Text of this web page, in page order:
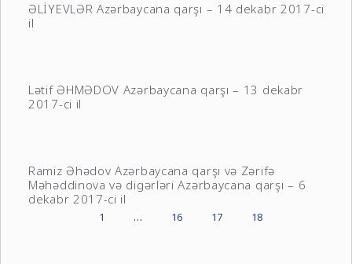
ƏLİYEVLƏR Azərbaycana qarşı – 14 dekabr 2017-ci
il
Lətif ƏHMƏDOV Azərbaycana qarşı – 13 dekabr
2017-ci il
Ramiz Əhədov Azərbaycana qarşı və Zərifə
Məhəddinova və digərləri Azərbaycana qarşı – 6
dekabr 2017-ci il
1 … 16 17 18